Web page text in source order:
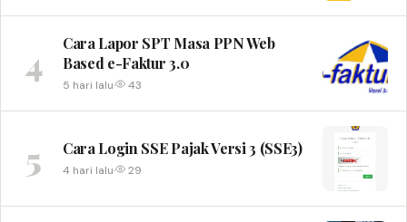
4
Cara Lapor SPT Masa PPN Web
Based e-Faktur 3.0
5 hari lalu· 43
5 Cara Login SSE Pajak Versi 3 (SSE3)
4 hari lalu· 29